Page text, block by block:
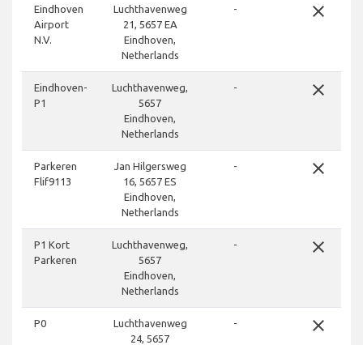
Eindhoven
Airport
N.V.
Luchthavenweg
21, 5657 EA
Eindhoven,
Netherlands
- close
Eindhoven-
P1
Luchthavenweg,
5657
Eindhoven,
Netherlands
- close
Parkeren
Flif9113
Jan Hilgersweg
16, 5657 ES
Eindhoven,
Netherlands
- close
P1 Kort
Parkeren
Luchthavenweg,
5657
Eindhoven,
Netherlands
- close
P0
Luchthavenweg
24, 5657
- close